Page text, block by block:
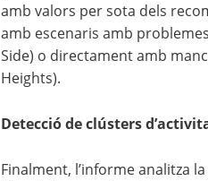
amb valors per sota dels
amb escenaris amb
Side) o directament amb
Heights).
Detecció de clústers
Finalment, l’informe analitza